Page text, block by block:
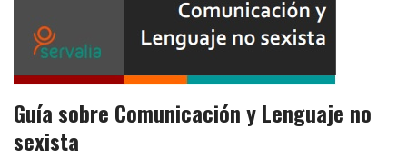
Guía sobre Comunicación y Lenguaje no
sexista